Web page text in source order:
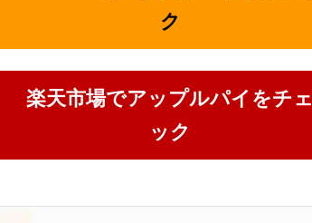
ク
楽天市場でアップルパイをチェ
ック